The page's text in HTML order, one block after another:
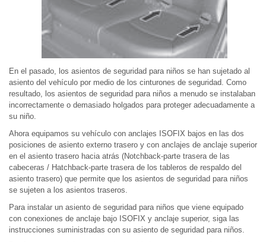
En el pasado, los asientos de seguridad para niños se han sujetado al
asiento del vehículo por medio de los cinturones de seguridad. Como
resultado, los asientos de seguridad para niños a menudo se instalaban
incorrectamente o demasiado holgados para proteger adecuadamente a
su niño.
Ahora equipamos su vehículo con anclajes ISOFIX bajos en las dos
posiciones de asiento externo trasero y con anclajes de anclaje superior
en el asiento trasero hacia atrás (Notchback-parte trasera de las
cabeceras / Hatchback-parte trasera de los tableros de respaldo del
asiento trasero) que permite que los asientos de seguridad para niños
se sujeten a los asientos traseros.
Para instalar un asiento de seguridad para niños que viene equipado
con conexiones de anclaje bajo ISOFIX y anclaje superior, siga las
instrucciones suministradas con su asiento de seguridad para niños.